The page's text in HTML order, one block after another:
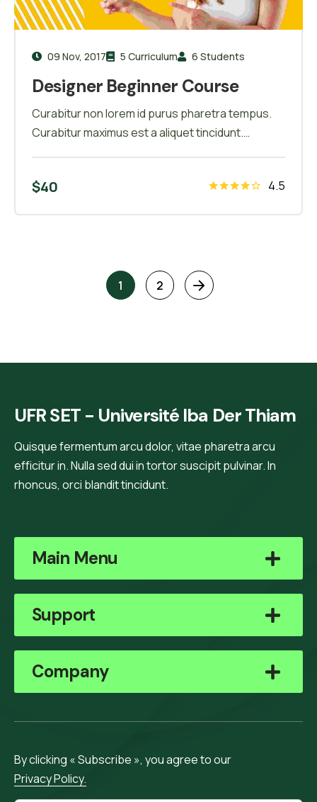
09 Nov, 2017 5 Curriculum 6 Students
Designer Beginner Course
Curabitur non lorem id purus pharetra tempus.
Curabitur maximus est a aliquet tincidunt.
$40 4.5
1 2
UFR SET - Université Iba Der Thiam
Quisque fermentum arcu dolor, vitae pharetra arcu
efficitur in. Nulla sed dui in tortor suscipit pulvinar. In
rhoncus, orci blandit tincidunt.
Main Menu
Support
Company
By clicking « Subscribe », you agree to our
Privacy Policy.